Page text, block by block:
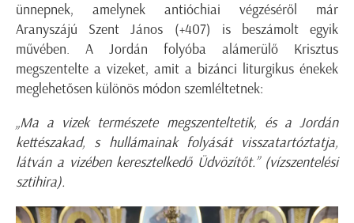
ünnepnek, amelynek antióchiai végzéséről már
Aranyszájú Szent János (+407) is beszámolt egyik
művében. A Jordán folyóba alámerülő Krisztus
megszentelte a vizeket, amit a bizánci liturgikus énekek
meglehetősen különös módon szemléltetnek:
„Ma a vizek természete megszenteltetik, és a Jordán
kettészakad, s hullámainak folyását visszatartóztatja,
látván a vizében keresztelkedő Üdvözítőt.” (vízszentelési
sztihira).